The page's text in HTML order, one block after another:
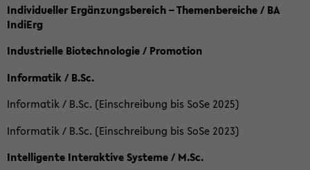
Individueller Ergänzungsbereich – Themenbereiche / BA
IndiErg
Industrielle Biotechnologie / Promotion
Informatik / B.Sc.
Informatik / B.Sc. (Einschreibung bis SoSe 2025)
Informatik / B.Sc. (Einschreibung bis SoSe 2023)
Intelligente Interaktive Systeme / M.Sc.